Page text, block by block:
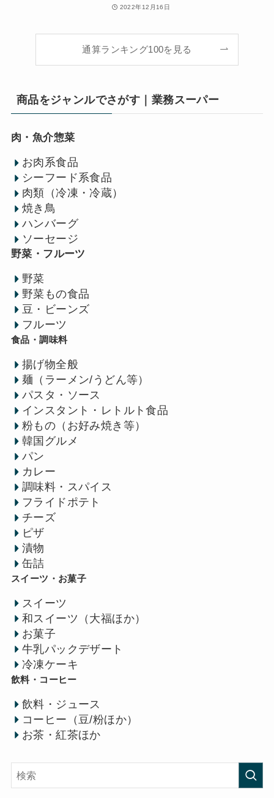
2022年12月16日
通算ランキング100を見る
商品をジャンルでさがす｜業務スーパー
肉・魚介惣菜
お肉系食品
シーフード系食品
肉類（冷凍・冷蔵）
焼き鳥
ハンバーグ
ソーセージ
野菜・フルーツ
野菜
野菜もの食品
豆・ビーンズ
フルーツ
食品・調味料
揚げ物全般
麺（ラーメン/うどん等）
パスタ・ソース
インスタント・レトルト食品
粉もの（お好み焼き等）
韓国グルメ
パン
カレー
調味料・スパイス
フライドポテト
チーズ
ピザ
漬物
缶詰
スイーツ・お菓子
スイーツ
和スイーツ（大福ほか）
お菓子
牛乳パックデザート
冷凍ケーキ
飲料・コーヒー
飲料・ジュース
コーヒー（豆/粉ほか）
お茶・紅茶ほか